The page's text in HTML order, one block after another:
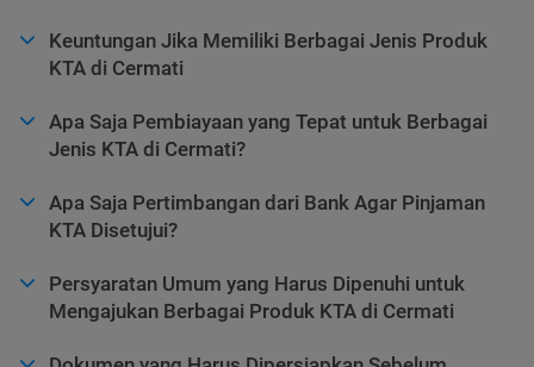
Keuntungan Jika Memiliki Berbagai Jenis Produk
KTA di Cermati
Apa Saja Pembiayaan yang Tepat untuk Berbagai
Jenis KTA di Cermati?
Apa Saja Pertimbangan dari Bank Agar Pinjaman
KTA Disetujui?
Persyaratan Umum yang Harus Dipenuhi untuk
Mengajukan Berbagai Produk KTA di Cermati